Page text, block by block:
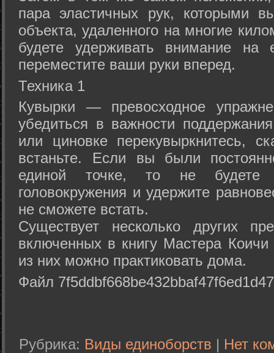
пара эластичных рук, которыми
объекта, удаленного на многие
будете удерживать внимание на
переместите ваши руки вперед.
Техника 1
Кувырки — превосходное
убедиться в важности
или циновке перекувыркнитесь,
встаньте. Если вы были
единой точке, то не будете
головокружения и удержите
не сможете встать.
Существует несколько других
включенных в книгу Мастера
из них можно практиковать дома.
Файл
Рубрика: Виды единоборств | Нет